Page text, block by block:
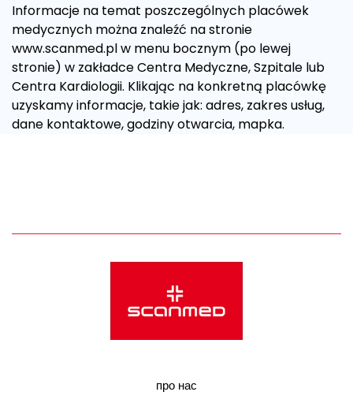
Informacje na temat poszczególnych placówek
medycznych można znaleźć na stronie
www.scanmed.pl w menu bocznym (po lewej
stronie) w zakładce Centra Medyczne, Szpitale lub
Centra Kardiologii. Klikając na konkretną placówkę
uzyskamy informacje, takie jak: adres, zakres usług,
dane kontaktowe, godziny otwarcia, mapka.
про нас